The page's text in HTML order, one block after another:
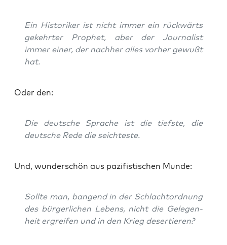
Ein His­to­ri­ker ist nicht immer ein rück­wärts
gekehr­ter Pro­phet, aber der Jour­na­list
immer einer, der nach­her alles vor­her gewußt
hat.
Oder den:
Die deut­sche Spra­che ist die tiefs­te, die
deut­sche Rede die seichteste.
Und, wun­der­schön aus pazi­fis­ti­schen Munde:
Soll­te man, ban­gend in der Schlacht­ord­nung
des bür­ger­li­chen Lebens, nicht die Gele­gen­
heit ergrei­fen und in den Krieg desertieren?